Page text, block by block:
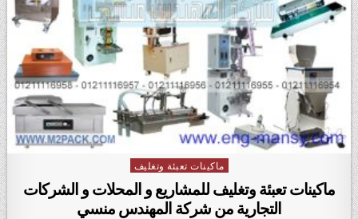
Posted in
ماكينات تعبئة وتغليف
ماكينات تعبئة وتغليف للمشاريع و المحلات و الشركات
التجارية من شركة المهندس منسي